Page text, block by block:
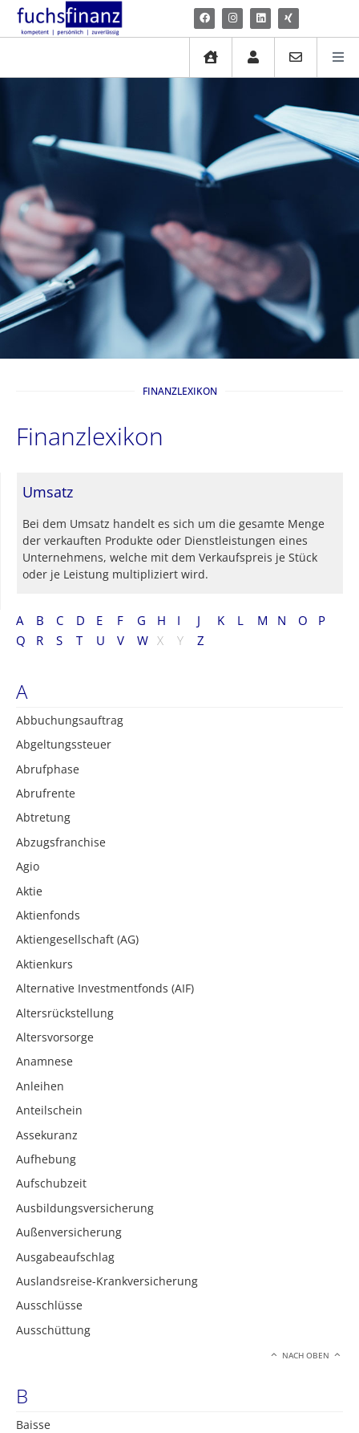
FINANZLEXIKON
Finanzlexikon
A B C D E F G H I J K L M N O
P
Q
R S T U V W X Y Z
A
Abbuchungsauftrag
Abgeltungssteuer
Abrufphase
Abrufrente
Abtretung
Abzugsfranchise
Agio
Aktie
Aktienfonds
Aktiengesellschaft (AG)
Aktienkurs
Alternative Investmentfonds (AIF)
Altersrückstellung
Altersvorsorge
Anamnese
Anleihen
Anteilschein
Assekuranz
Aufhebung
Aufschubzeit
Ausbildungsversicherung
Außenversicherung
Ausgabeaufschlag
Auslandsreise-Krankversicherung
Ausschlüsse
Ausschüttung
NACH OBEN
B
Baisse
Umsatz
Bei dem Umsatz handelt es sich um die gesamte Menge
der verkauften Produkte oder Dienstleistungen eines
Unternehmens, welche mit dem Verkaufspreis je Stück
oder je Leistung multipliziert wird.